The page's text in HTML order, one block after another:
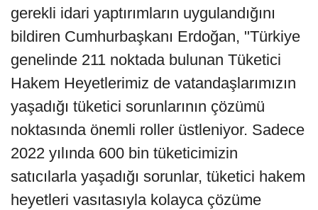
gerekli idari yaptırımların uygulandığını
bildiren Cumhurbaşkanı Erdoğan, "Türkiye
genelinde 211 noktada bulunan Tüketici
Hakem Heyetlerimiz de vatandaşlarımızın
yaşadığı tüketici sorunlarının çözümü
noktasında önemli roller üstleniyor. Sadece
2022 yılında 600 bin tüketicimizin
satıcılarla yaşadığı sorunlar, tüketici hakem
heyetleri vasıtasıyla kolayca çözüme